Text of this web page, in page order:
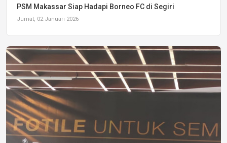
PSM Makassar Siap Hadapi Borneo FC di Segiri
Jumat, 02 Januari 2026